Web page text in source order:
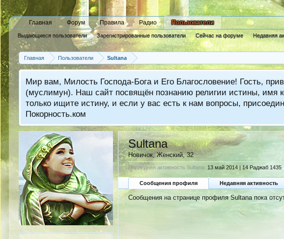
Главная Форум Правила Радио Пользователи
Выдающиеся пользователи Зарегистрированные пользователи Сейчас на форуме Недавняя
Главная Пользователи Sultana
Мир вам, Милость Господа-Бога и Его Благословение! Гость,
(муслимун). Наш сайт посвящён познанию религии истины, имя
только ищите истину, и если у вас есть к нам вопросы,
Покорность.ком
Sultana
Новичок, Женский, 32
Последняя активность Sultana: 13 май 2014 | 14 Раджаб 1435
Сообщения профиля Недавняя активность
Сообщения на странице профиля Sultana пока